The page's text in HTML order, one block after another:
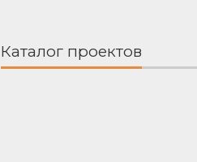
Каталог проектов